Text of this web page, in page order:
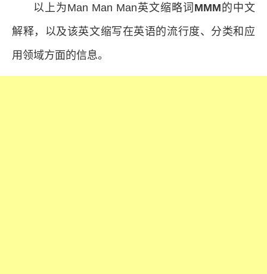
以上为Man Man Man英文缩略词 MMM 的中文
解释，以及该英文缩写在英语的流行度、分类和应
用领域方面的信息。